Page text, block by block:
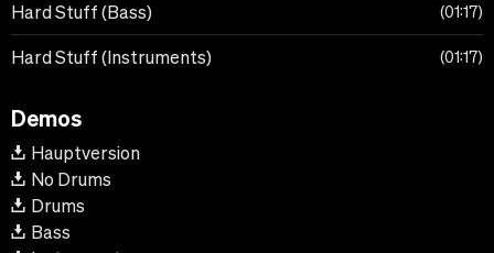
Hard Stuff (Bass) 01:17
Hard Stuff (Instruments) 01:17
Demos
Hauptversion
No Drums
Drums
Bass